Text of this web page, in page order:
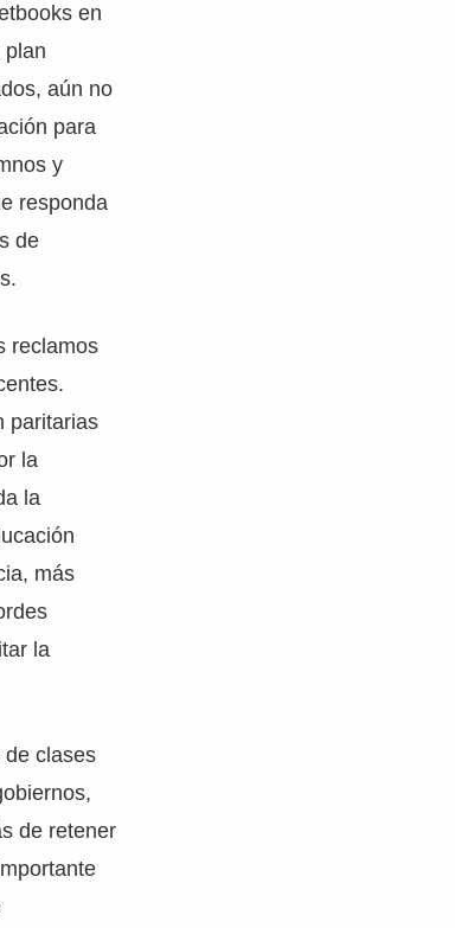
en
plan
aún no
para
y
responda
de
reclamos
paritarias
la
la
más
la
de clases
de retener